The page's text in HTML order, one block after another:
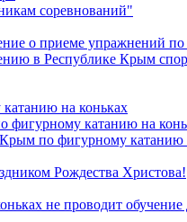
соревнований"
о приеме упражнений
в Республике Крым
на коньках
катанию на
по фигурному катанию
Рождества Христова!
не проводит